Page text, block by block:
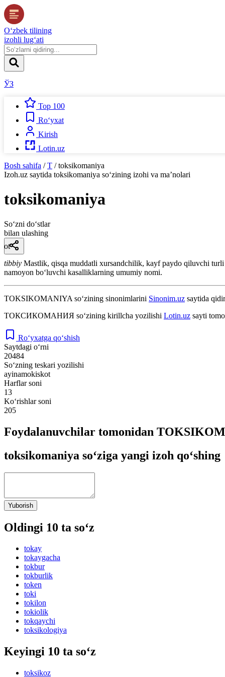
O‘zbek tilining
izohli lug‘ati
ЎЗ
Top 100
Ro‘yxat
Kirish
Lotin.uz
Bosh sahifa / T / toksikomaniya
Izoh.uz saytida toksikomaniya so‘zining izohi va ma’nolari
toksikomaniya
So‘zni do‘stlar
bilan ulashing
ot
tibbiy Mastlik, qisqa muddatli xursandchilik, kayf paydo qiluvchi
namoyon boʻluvchi kasalliklarning umumiy nomi.
TOKSIKOMANIYA so‘zining sinonimlarini Sinonim.uz saytida
ТОКСИКОМАНИЯ so‘zining kirillcha yozilishi Lotin.uz sayti
Ro‘yxatga qo‘shish
Saytdagi o‘rni
20484
So‘zning teskari yozilishi
ayinamokiskot
Harflar soni
13
Ko‘rishlar soni
205
Foydalanuvchilar tomonidan
toksikomaniya so‘ziga yangi izoh qo‘shing
Yuborish
Oldingi 10 ta so‘z
tokay
tokaygacha
tokbur
tokburlik
token
toki
tokilon
tokiolik
tokqaychi
toksikologiya
Keyingi 10 ta so‘z
toksikoz